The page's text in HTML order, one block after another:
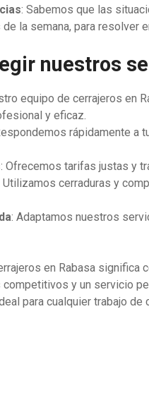
: Sabemos que las
la semana, para resolver
nuestros
equipo de cerrajeros en
y eficaz.
rápidamente a
: Ofrecemos tarifas justas y
Utilizamos cerraduras y
: Adaptamos nuestros
en Rabasa
y un servicio
para cualquier trabajo